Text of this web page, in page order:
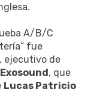
A/B/C
fue
, ejecutivo de
Exosound, que
Lucas Patricio